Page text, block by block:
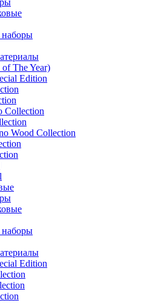
of The Year)
Edition
Collection
Wood Collection
Edition